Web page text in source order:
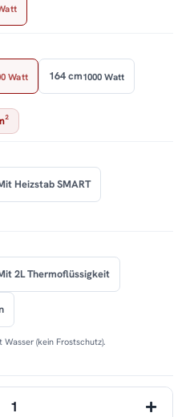
Watt 164 cm1000 Watt
Heizstab SMART
2L Thermoflüssigkeit
(kein Frostschutz).